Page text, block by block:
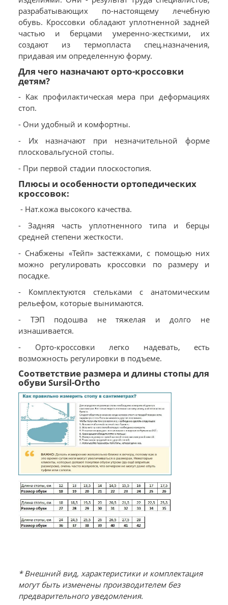
разрабатывающих по-настоящему лечебную
обувь. Кроссовки обладают уплотненной задней
частью и берцами умеренно-жесткими, их
создают из термопласта спец.назначения,
придавая им определенную форму.
Для чего назначают орто-кроссовки
детям?
- Как профилактическая мера при деформациях
стоп.
- Они удобный и комфортны.
- Их назначают при незначительной форме
плосковальгусной стопы.
- При первой стадии плоскостопия.
Плюсы и особенности ортопедических
кроссовок:
- Нат.кожа высокого качества.
- Задняя часть уплотненного типа и берцы
средней степени жесткости.
- Снабжены «Тейп» застежками, с помощью них
можно регулировать кроссовки по размеру и
посадке.
- Комплектуются стельками с анатомическим
рельефом, которые вынимаются.
- ТЭП подошва не тяжелая и долго не
изнашивается.
- Орто-кроссовки легко надевать, есть
возможность регулировки в подъеме.
Соответствие размера и длины стопы для
обуви Sursil-Ortho
* Внешний вид, характеристики и комплектация
могут быть изменены производителем без
предварительного уведомления.